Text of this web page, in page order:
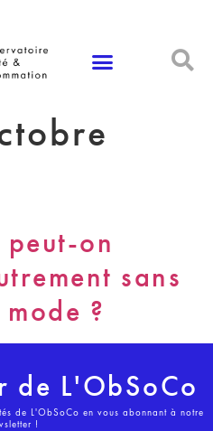
on
sans
?
de L'ObSoCo
de L'ObSoCo en vous abonnant à notre
!